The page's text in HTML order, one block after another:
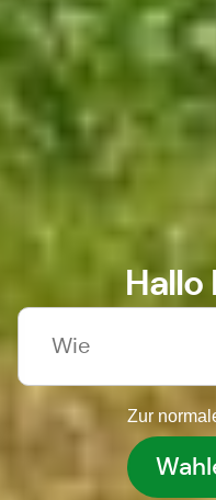
Hallo
Zur